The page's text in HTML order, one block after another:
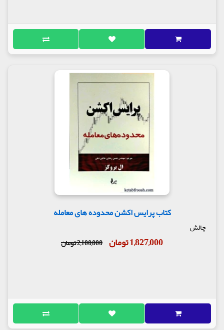
کتاب پرایس اکشن محدوده های معامله
چالش
1,827,000 تومان 2,100,000 تومان